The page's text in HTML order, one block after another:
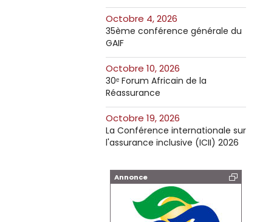
octobre 4, 2026
35ème conférence générale du
GAIF
octobre 10, 2026
30ᵉ Forum Africain de la
Réassurance
octobre 19, 2026
La Conférence internationale sur
l'assurance inclusive (ICII) 2026
Annonce